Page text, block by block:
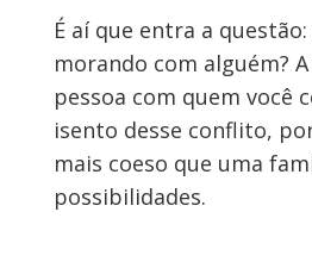
É aí que entra a
morando com alguém?
pessoa com quem você
isento desse conflito,
mais coeso que uma
possibilidades.